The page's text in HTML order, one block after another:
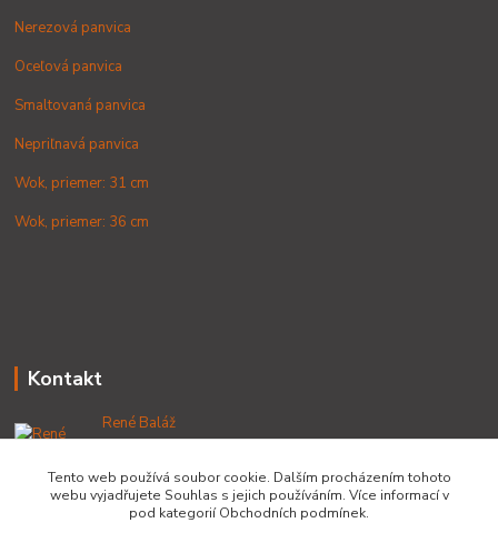
Nerezová panvica
Oceľová panvica
Smaltovaná panvica
Nepriľnavá panvica
Wok, priemer: 31 cm
Wok, priemer: 36 cm
Kontakt
René Baláž
+421 902 212 007
od 8:00 - do 16:00 hod
info@lacnekotliky.sk
Tento web používá soubor cookie. Dalším procházením tohoto
webu vyjadřujete Souhlas s jejich používáním. Více informací v
pod kategorií Obchodních podmínek.